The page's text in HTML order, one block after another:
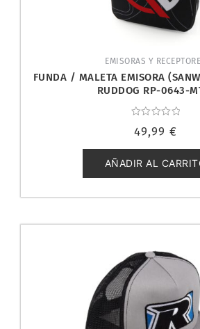
EMISORAS Y
FUNDA / MALETA EMISORA
RUDDOG RP-0643-
con
de
5
49,99 €
AÑADIR AL